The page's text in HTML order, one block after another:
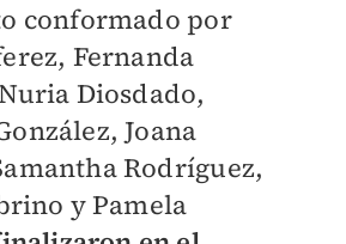
conformado por
Fernanda
Diosdado,
Joana
Rodríguez,
y Pamela